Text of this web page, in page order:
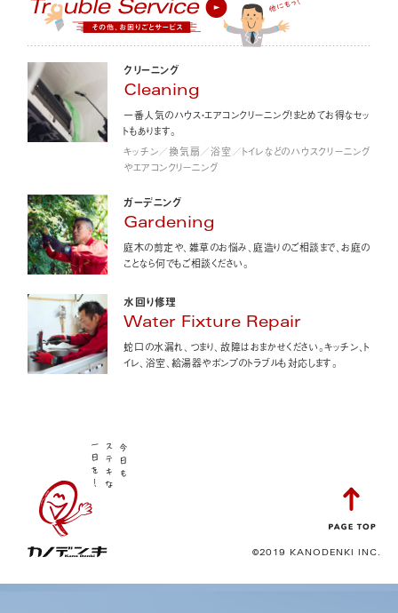
クリーニング
Cleaning
一番人気のハウス・エアコンクリーニング！まとめてお得なセッ
トもあります。
キッチン／換気扇／浴室／トイレなどのハウスクリーニング
やエアコンクリーニング
ガーデニング
Gardening
庭木の剪定や、雑草のお悩み、庭造りのご相談まで、お庭の
ことなら何でもご相談ください。
水回り修理
Water Fixture Repair
蛇口の水漏れ、つまり、故障はおまかせください。キッチン、ト
イレ、浴室、給湯器やポンプのトラブルも対応します。
©2019 KANODENKI INC.